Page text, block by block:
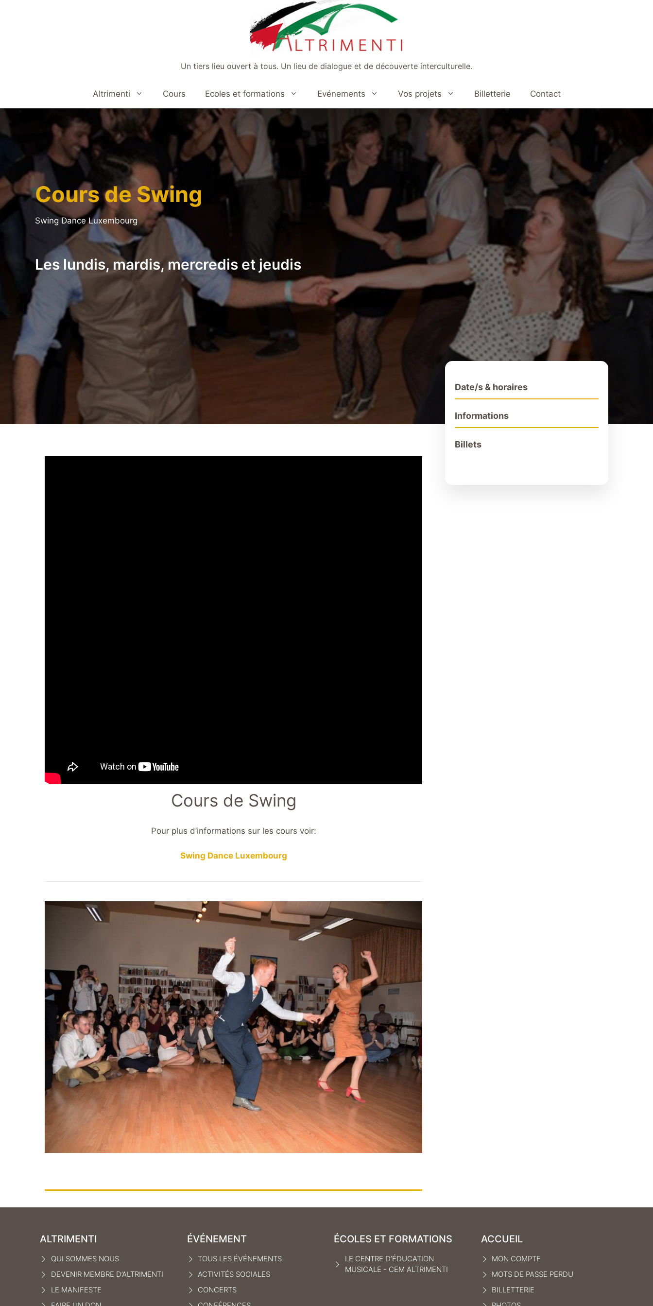
Un tiers lieu ouvert à tous. Un lieu de dialogue et de découverte interculturelle.
Altrimenti Cours Ecoles et formations Evénements Vos projets Billetterie Contact
Cours de Swing
Swing Dance Luxembourg
Les lundis, mardis, mercredis et jeudis
Cours de Swing
Pour plus d’informations sur les cours voir:
Swing Dance Luxembourg
Date/s & horaires
Informations
Billets
ALTRIMENTI
QUI SOMMES NOUS
DEVENIR MEMBRE D’ALTRIMENTI
LE MANIFESTE
ÉVÉNEMENT
TOUS LES ÉVÉNEMENTS
ACTIVITÉS SOCIALES
CONCERTS
ÉCOLES ET FORMATIONS
LE CENTRE D’ÉDUCATION
MUSICALE - CEM ALTRIMENTI
ACCUEIL
MON COMPTE
MOTS DE PASSE PERDU
BILLETTERIE